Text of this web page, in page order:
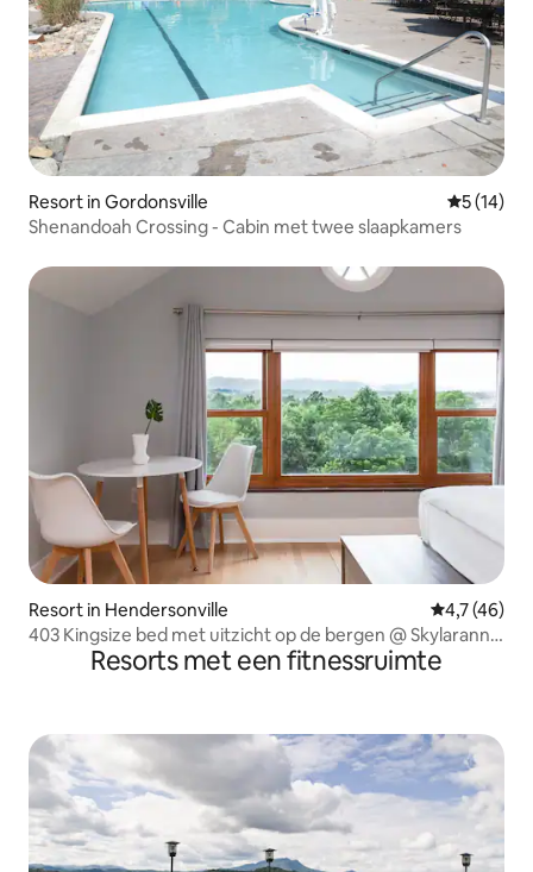
Resort in Gordonsville
5 (14)
Shenandoah Crossing - Cabin met twee slaapkamers
Resort in Hendersonville
4,7 (46)
403 Kingsize bed met uitzicht op de bergen @ Skylaranna
Resorts met een fitnessruimte